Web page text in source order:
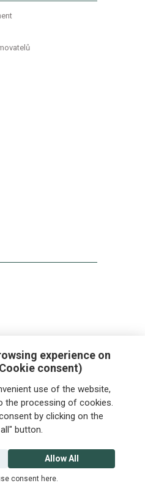
box?
experience on
consent)
use of the website,
the processing of cookies.
by clicking on the
button.
Allow All
consent here.